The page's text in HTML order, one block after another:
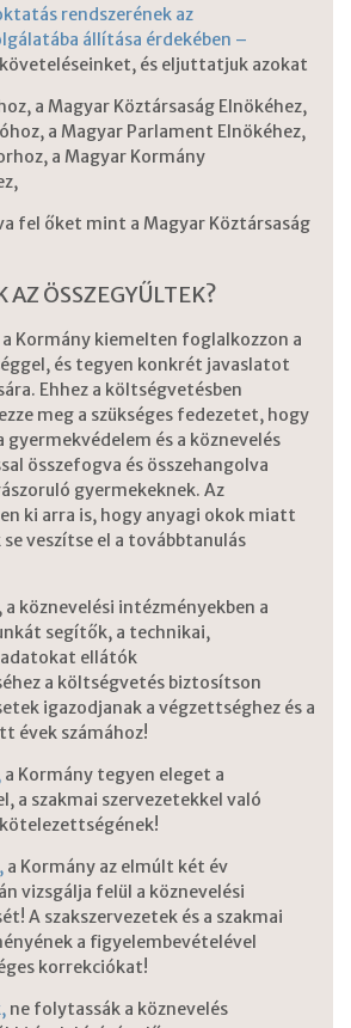
rendszerének az
állítása érdekében –
és eljuttatjuk azokat
a Magyar Köztársaság Elnökéhez,
a Magyar Parlament Elnökéhez,
a Magyar Kormány
fel őket mint a Magyar Köztársaság
ÖSSZEGYŰLTEK?
a Kormány kiemelten foglalkozzon a
és tegyen konkrét javaslatot
Ehhez a költségvetésben
meg a szükséges fedezetet, hogy
gyermekvédelem és a köznevelés
összefogva és összehangolva
gyermekeknek. Az
ki arra is, hogy anyagi okok miatt
veszítse el a továbbtanulás
, a köznevelési intézményekben a
segítők, a technikai,
ellátók
a költségvetés biztosítson
igazodjanak a végzettséghez és a
évek számához!
a Kormány tegyen eleget a
a szakmai szervezetekkel való
a Kormány az elmúlt két év
vizsgálja felül a köznevelési
A szakszervezetek és a szakmai
a figyelembevételével
korrekciókat!
ne folytassák a köznevelés